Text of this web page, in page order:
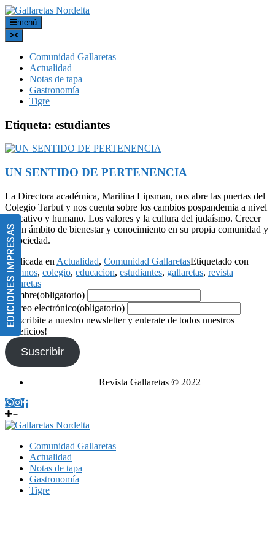
menú
Comunidad Gallaretas
Actualidad
Notas de tapa
Gastronomía
Tigre
Etiqueta: estudiantes
UN SENTIDO DE PERTENENCIA
La Directora académica, Marilina Lipsman, nos abre las puertas del
Colegio Tarbut y nos cuenta sobre los cambios pospandemia a nivel
educativo y humano. Los valores y la cultura del judaísmo. Crecer
en un ámbito de bienestar y conocimiento en su propia comunidad y
la sociedad.
Publicada en Actualidad, Comunidad GallaretasEtiquetado con
alumnos, colegio, educacion, estudiantes, gallaretas, revista
gallaretas
Nombre(obligatorio)
Correo electrónico(obligatorio)
¡Suscribite a nuestro newsletter y enterate de todos nuestros
beneficios!
Suscribir
Revista Gallaretas © 2022
EDICIONES IMPRESAS
Comunidad Gallaretas
Actualidad
Notas de tapa
Gastronomía
Tigre